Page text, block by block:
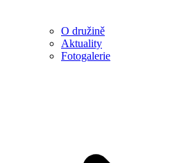
O družině
Aktuality
Fotogalerie